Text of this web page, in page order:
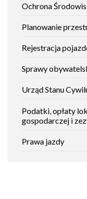
Ochrona
Planowanie
Rejestracja
Sprawy
Urząd Stanu
Podatki, opłaty
gospodarczej i
Prawa jazdy